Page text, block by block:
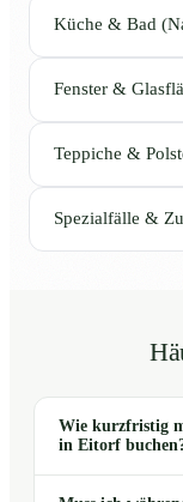
Küche & Bad
Fenster &
Teppiche &
Spezialfälle &
Wie kurzfristig
in Eitorf